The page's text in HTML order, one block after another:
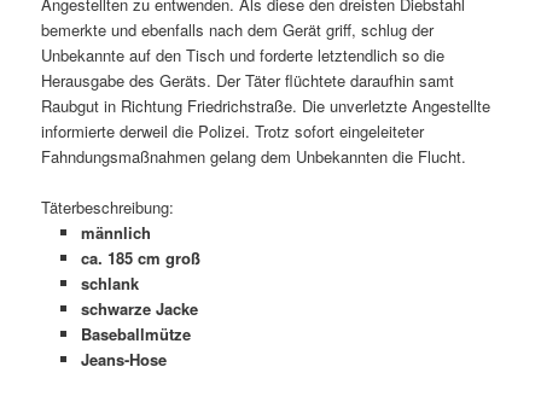
bemerkte und ebenfalls nach dem Gerät griff, schlug der
Unbekannte auf den Tisch und forderte letztendlich so die
Herausgabe des Geräts. Der Täter flüchtete daraufhin samt
Raubgut in Richtung Friedrichstraße. Die unverletzte Angestellte
informierte derweil die Polizei. Trotz sofort eingeleiteter
Fahndungsmaßnahmen gelang dem Unbekannten die Flucht.
Täterbeschreibung:
männlich
ca. 185 cm groß
schlank
schwarze Jacke
Baseballmütze
Jeans-Hose